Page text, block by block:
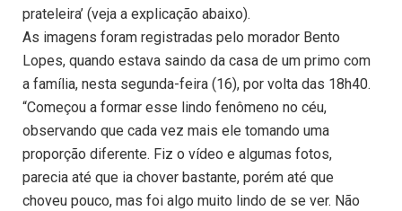
prateleira’ (veja a explicação abaixo).
As imagens foram registradas pelo morador Bento
Lopes, quando estava saindo da casa de um primo com
a família, nesta segunda-feira (16), por volta das 18h40.
“Começou a formar esse lindo fenômeno no céu,
observando que cada vez mais ele tomando uma
proporção diferente. Fiz o vídeo e algumas fotos,
parecia até que ia chover bastante, porém até que
choveu pouco, mas foi algo muito lindo de se ver. Não